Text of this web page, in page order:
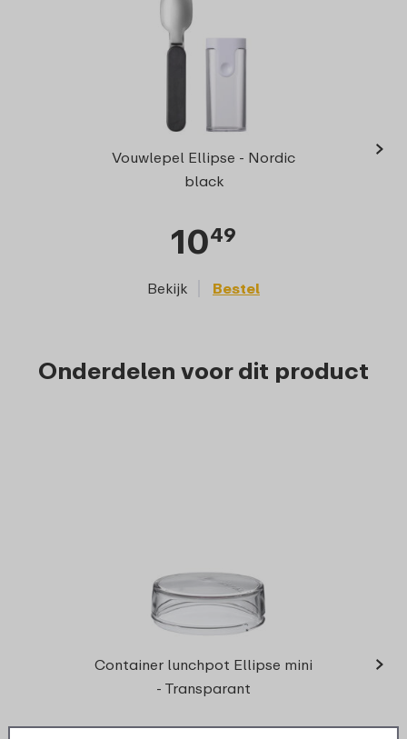
Vouwlepel Ellipse - Nordic
black
1049
Bekijk Bestel
›
Onderdelen voor dit product
Container lunchpot Ellipse mini
- Transparant
›